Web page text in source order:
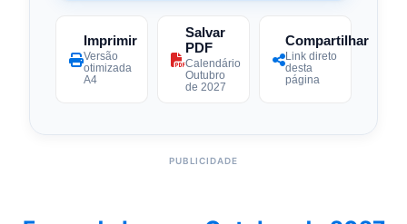
Imprimir
Versão
otimizada
A4
Salvar
PDF
Calendário
Outubro
de 2027
Compartilhar
Link direto
desta
página